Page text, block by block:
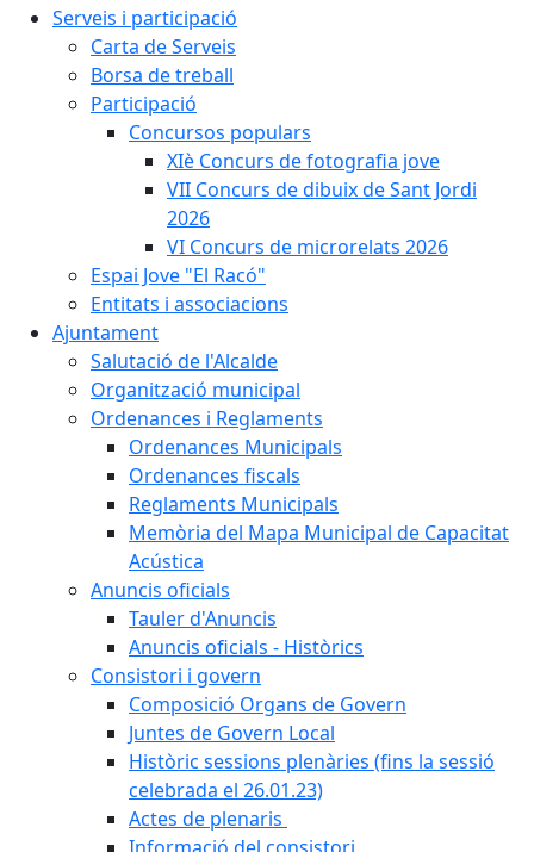
Serveis i participació
Carta de Serveis
Borsa de treball
Participació
Concursos populars
XIè Concurs de fotografia jove
VII Concurs de dibuix de Sant Jordi
2026
VI Concurs de microrelats 2026
Espai Jove "El Racó"
Entitats i associacions
Ajuntament
Salutació de l'Alcalde
Organització municipal
Ordenances i Reglaments
Ordenances Municipals
Ordenances fiscals
Reglaments Municipals
Memòria del Mapa Municipal de Capacitat
Acústica
Anuncis oficials
Tauler d'Anuncis
Anuncis oficials - Històrics
Consistori i govern
Composició Organs de Govern
Juntes de Govern Local
Històric sessions plenàries (fins la sessió
celebrada el 26.01.23)
Actes de plenaris